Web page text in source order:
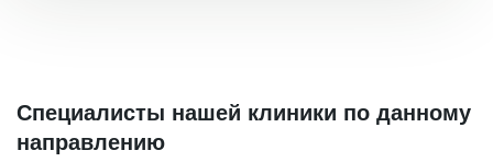
Специалисты нашей клиники по данному
направлению